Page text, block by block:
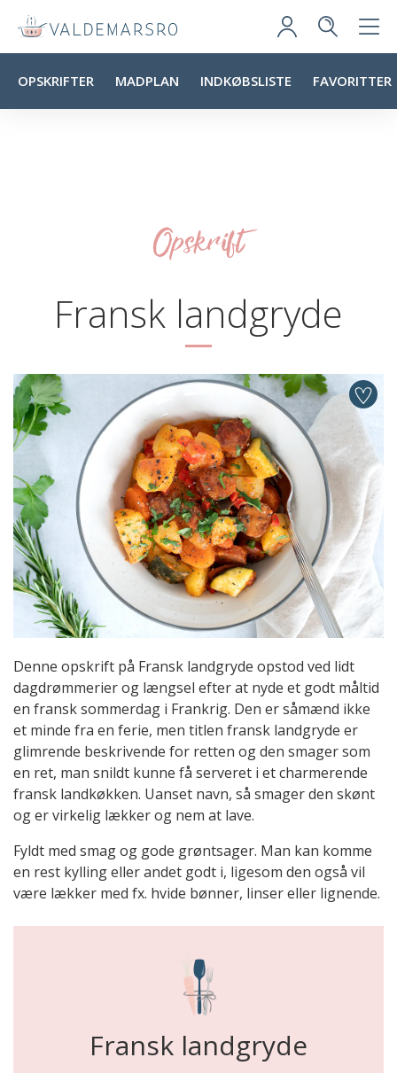
OPSKRIFTER MADPLAN INDKØBSLISTE FAVORITTER
Opskrift
Fransk landgryde
Denne opskrift på Fransk landgryde opstod ved lidt
dagdrømmerier og længsel efter at nyde et godt måltid
en fransk sommerdag i Frankrig. Den er såmænd ikke
et minde fra en ferie, men titlen fransk landgryde er
glimrende beskrivende for retten og den smager som
en ret, man snildt kunne få serveret i et charmerende
fransk landkøkken. Uanset navn, så smager den skønt
og er virkelig lækker og nem at lave.
Fyldt med smag og gode grøntsager. Man kan komme
en rest kylling eller andet godt i, ligesom den også vil
være lækker med fx. hvide bønner, linser eller lignende.
Fransk landgryde